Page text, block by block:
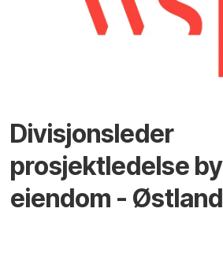
Divisjonsleder
prosjektledelse
eiendom -